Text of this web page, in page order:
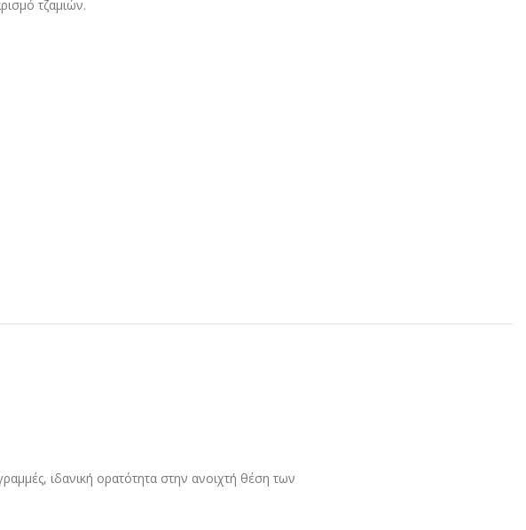
τζαμιών.
ιδανική ορατότητα στην ανοιχτή θέση των